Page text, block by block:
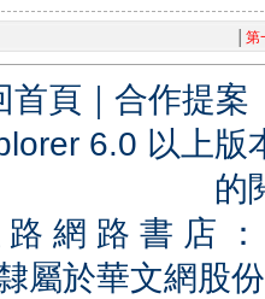
第
首頁 ｜ 合作提案
6.0 以上
的
路 網 路 書 店
屬於華文網股